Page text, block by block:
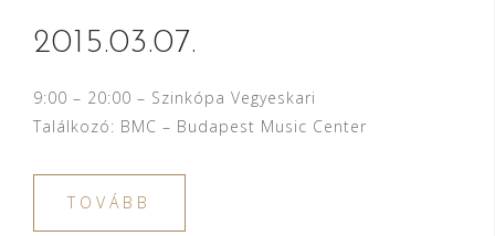
2015.03.07.
9:00 – 20:00 – Szinkópa Vegyeskari
Találkozó: BMC – Budapest Music Center
TOVÁBB